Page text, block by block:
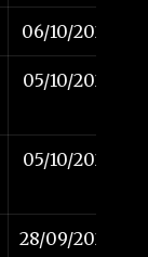
06/10/2024
05/10/2024
05/10/2024
28/09/2024